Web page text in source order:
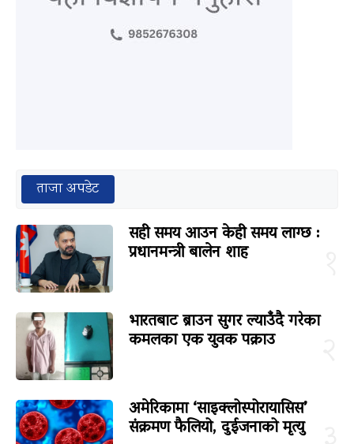
ताजा अपडेट
सही समय आउन केही समय लाग्छ :
प्रधानमन्त्री बालेन शाह
भारतबाट ब्राउन सुगर ल्याउँदै गरेका
कमलका एक युवक पक्राउ
अमेरिकामा ‘साइक्लोस्पोरायासिस’
संक्रमण फैलियो, दुईजनाको मृत्यु